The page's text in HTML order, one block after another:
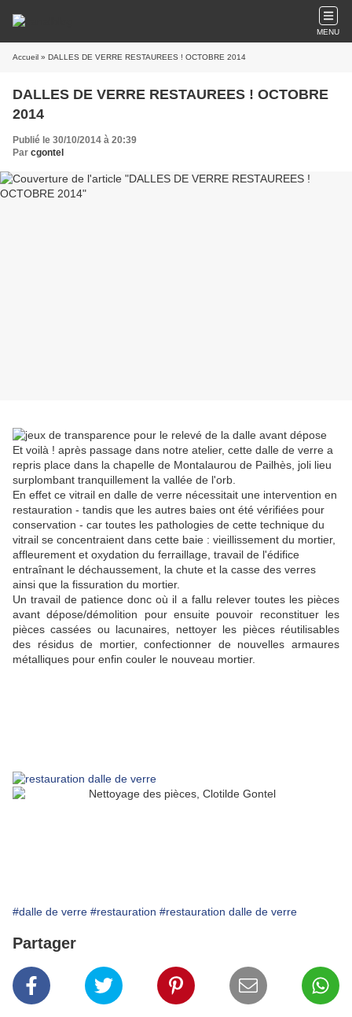
MENU
Accueil » DALLES DE VERRE RESTAUREES ! OCTOBRE 2014
DALLES DE VERRE RESTAUREES ! OCTOBRE
2014
Publié le 30/10/2014 à 20:39
Par cgontel
Et voilà ! après passage dans notre atelier, cette dalle de verre a
repris place dans la chapelle de Montalaurou de Pailhès, joli lieu
surplombant tranquillement la vallée de l'orb.
En effet ce vitrail en dalle de verre nécessitait une intervention en
restauration - tandis que les autres baies ont été vérifiées pour
conservation - car toutes les pathologies de cette technique du
vitrail se concentraient dans cette baie : vieillissement du mortier,
affleurement et oxydation du ferraillage, travail de l'édifice
entraînant le déchaussement, la chute et la casse des verres
ainsi que la fissuration du mortier.
Un travail de patience donc où il a fallu relever toutes les pièces
avant dépose/démolition pour ensuite pouvoir reconstituer les
pièces cassées ou lacunaires, nettoyer les pièces réutilisables
des résidus de mortier, confectionner de nouvelles armaures
métalliques pour enfin couler le nouveau mortier.
#dalle de verre #restauration #restauration dalle de verre
Partager